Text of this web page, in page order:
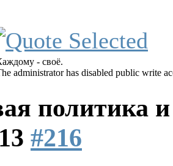
- своё.
administrator has disabled public write
политика
#216